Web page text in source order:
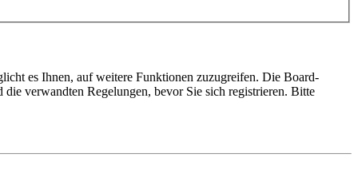
es Ihnen, auf weitere Funktionen zuzugreifen. Die Board-
verwandten Regelungen, bevor Sie sich registrieren. Bitte